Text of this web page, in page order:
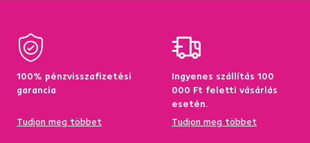
100% pénzvisszafizetési
garancia
Tudjon meg többet
Ingyenes szállítás 100
000 Ft feletti vásárlás
esetén.
Tudjon meg többet